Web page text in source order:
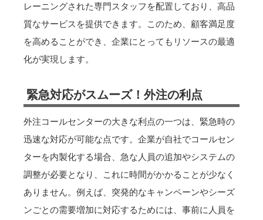
レーニングされた専門スタッフを配置しており、高品
質なサービスを提供できます。このため、顧客満足度
を高めることができ、企業にとってもリソースの最適
化が実現します。
緊急対応がスムーズ！外注の利点
外注コールセンターの大きな利点の一つは、緊急時の
迅速な対応が可能な点です。企業が自社でコールセン
ターを内製化する場合、急な人員の追加やシステムの
調整が必要となり、これに時間がかかることが少なく
ありません。例えば、突発的なキャンペーンやシーズ
ンごとの需要増加に対応するためには、事前に人員を